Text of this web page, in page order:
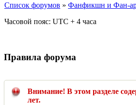
Список форумов » Фанфикшн и Фан-
Часовой пояс: UTC + 4 часа
Правила форума
Внимание! В этом разделе
лет.